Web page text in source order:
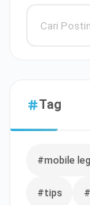
Tag
#mobile
#tips